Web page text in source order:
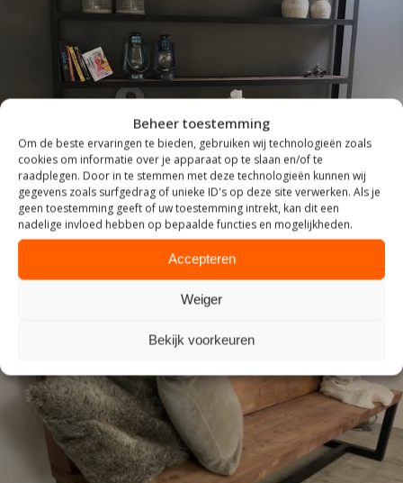
Beheer toestemming
Om de beste ervaringen te bieden, gebruiken wij technologieën zoals
cookies om informatie over je apparaat op te slaan en/of te
raadplegen. Door in te stemmen met deze technologieën kunnen wij
gegevens zoals surfgedrag of unieke ID's op deze site verwerken. Als je
geen toestemming geeft of uw toestemming intrekt, kan dit een
nadelige invloed hebben op bepaalde functies en mogelijkheden.
Accepteren
Weiger
Bekijk voorkeuren
INDUSTRIEEL